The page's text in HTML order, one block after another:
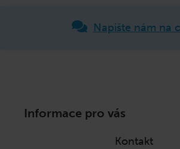
Napište nám na
Informace pro vás
Kontakt